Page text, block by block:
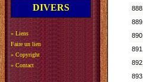
DIVERS
» Liens
Faire un lien
» Copyright
» Contact
888.
889.
890.
891.
892.
893.